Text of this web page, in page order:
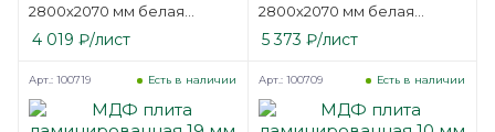
2800х2070 мм белая
односторонняя
Kastamonu F
4 019 ₽/лист
2800х2070 мм белая
односторонняя Kastamonu
5 373 ₽/лист
Есть в наличии
Арт.: 100719 Есть в наличии
Арт.: 100709